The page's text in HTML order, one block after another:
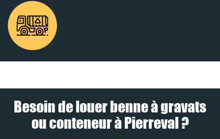
Besoin de louer benne à gravats
ou conteneur à Pierreval ?